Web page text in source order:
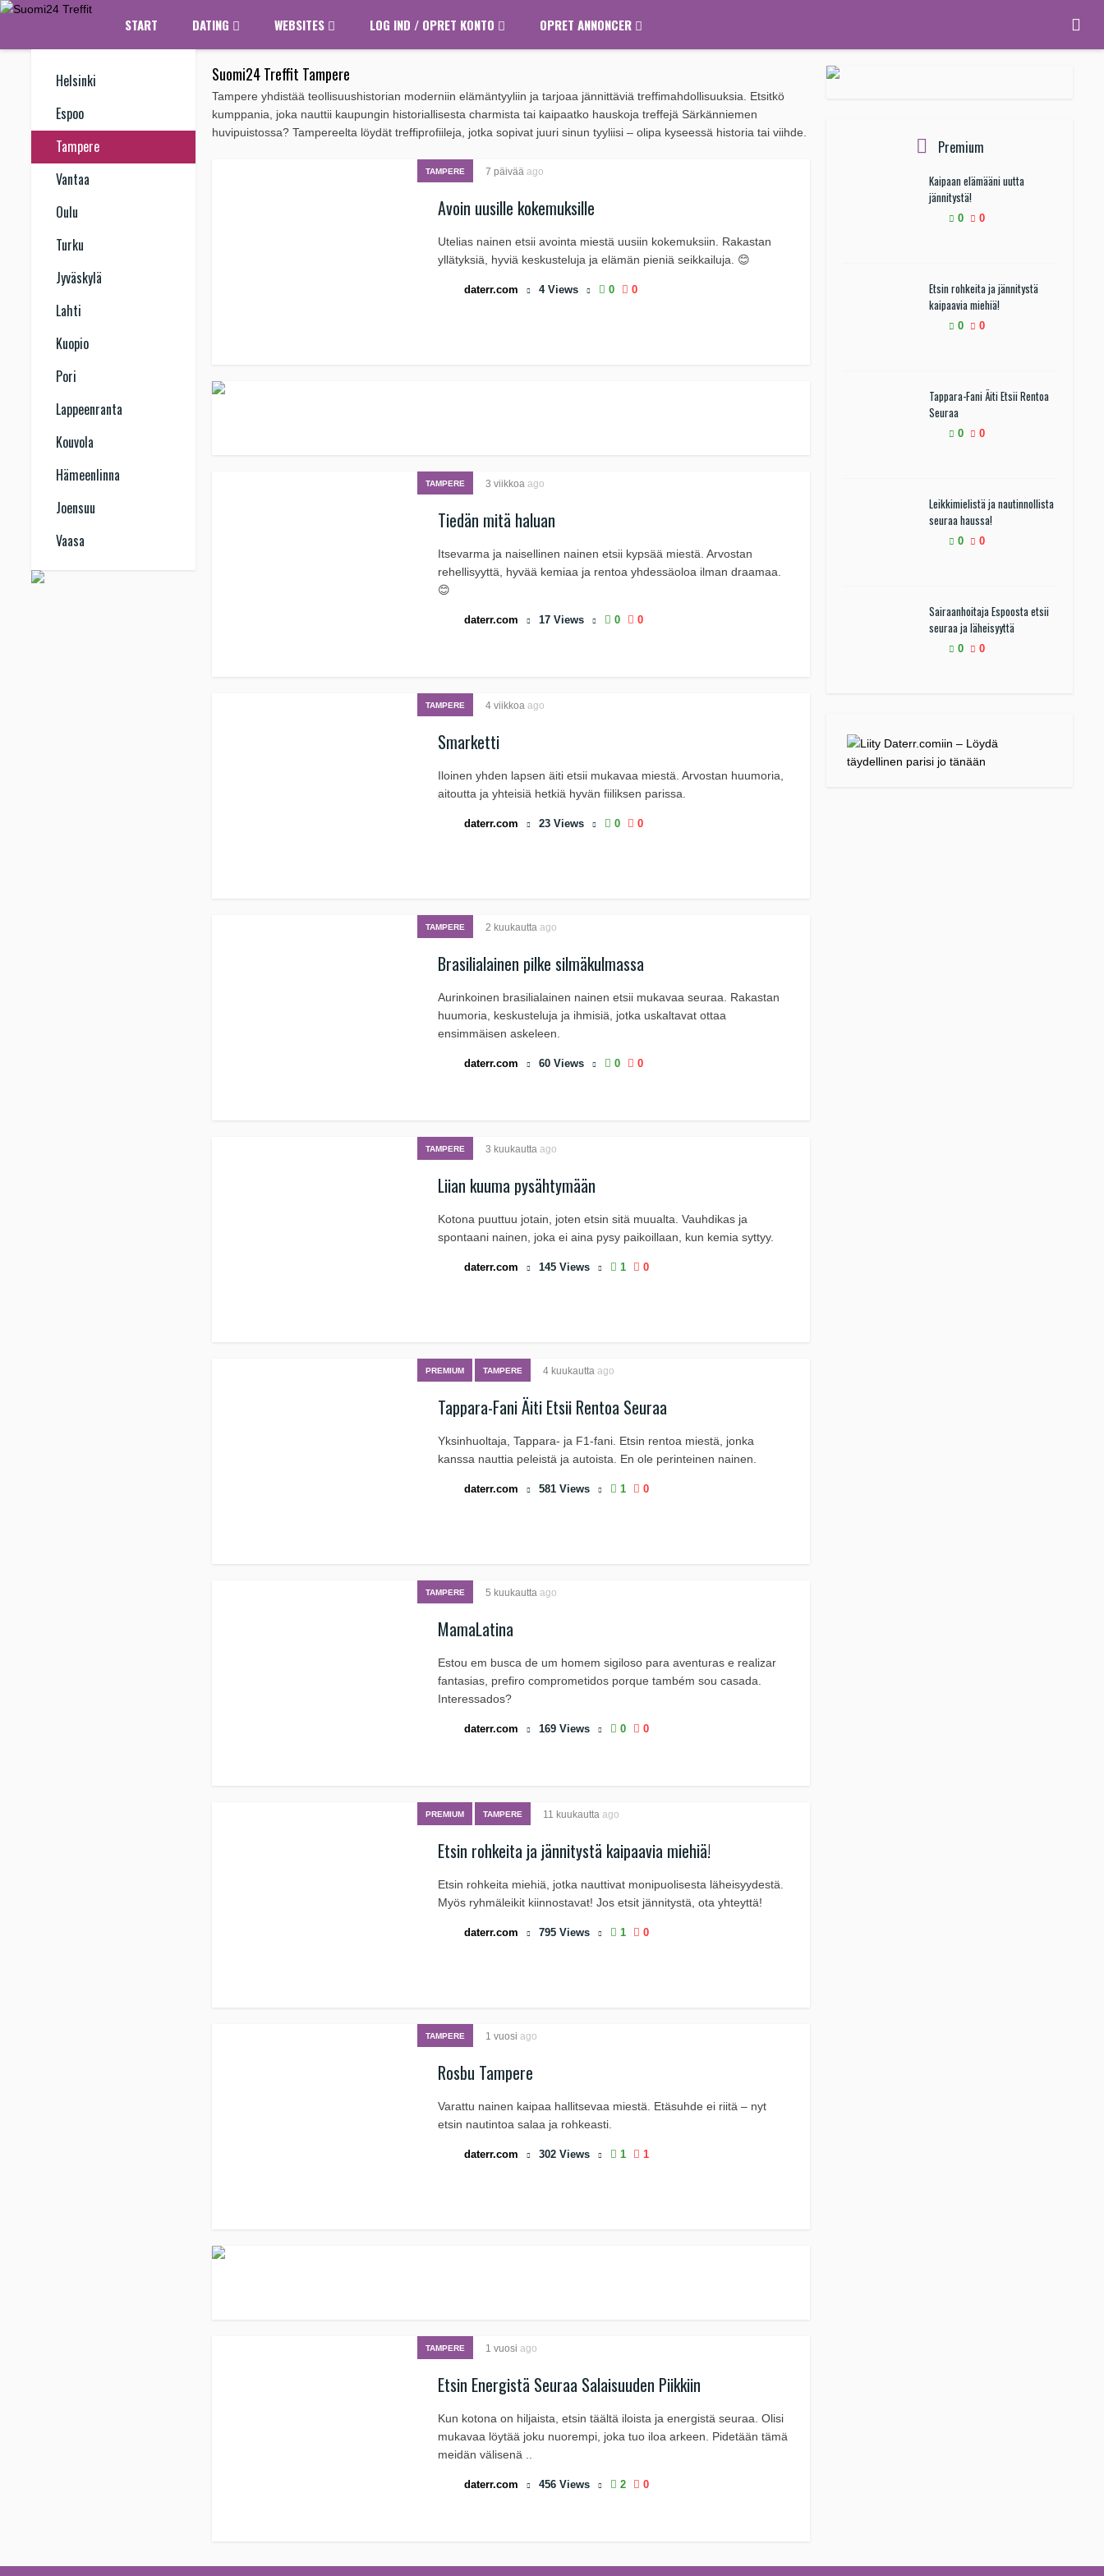
START DATING WEBSITES LOG IND / OPRET KONTO OPRET ANNONCER
Helsinki
Espoo
Tampere
Vantaa
Oulu
Turku
Jyväskylä
Lahti
Kuopio
Pori
Lappeenranta
Kouvola
Hämeenlinna
Joensuu
Vaasa
Suomi24 Treffit Tampere
Tampere yhdistää teollisuushistorian moderniin elämäntyyliin ja tarjoaa jännittäviä treffimahdollisuuksia. Etsitkö
kumppania, joka nauttii kaupungin historiallisesta charmista tai kaipaatko hauskoja treffejä Särkänniemen
huvipuistossa? Tampereelta löydät treffiprofiileja, jotka sopivat juuri sinun tyyliisi – olipa kyseessä historia tai viihde.
TAMPERE 7 päivää ago
Avoin uusille kokemuksille
Utelias nainen etsii avointa miestä uusiin kokemuksiin. Rakastan
yllätyksiä, hyviä keskusteluja ja elämän pieniä seikkailuja. 😊
daterr.com 4 Views 0 0
TAMPERE 3 viikkoa ago
Tiedän mitä haluan
Itsevarma ja naisellinen nainen etsii kypsää miestä. Arvostan
rehellisyyttä, hyvää kemiaa ja rentoa yhdessäoloa ilman draamaa.
😊
daterr.com 17 Views 0 0
TAMPERE 4 viikkoa ago
Smarketti
Iloinen yhden lapsen äiti etsii mukavaa miestä. Arvostan huumoria,
aitoutta ja yhteisiä hetkiä hyvän fiiliksen parissa.
daterr.com 23 Views 0 0
TAMPERE 2 kuukautta ago
Brasilialainen pilke silmäkulmassa
Aurinkoinen brasilialainen nainen etsii mukavaa seuraa. Rakastan
huumoria, keskusteluja ja ihmisiä, jotka uskaltavat ottaa
ensimmäisen askeleen.
daterr.com 60 Views 0 0
TAMPERE 3 kuukautta ago
Liian kuuma pysähtymään
Kotona puuttuu jotain, joten etsin sitä muualta. Vauhdikas ja
spontaani nainen, joka ei aina pysy paikoillaan, kun kemia syttyy.
daterr.com 145 Views 1 0
PREMIUM TAMPERE 4 kuukautta ago
Tappara-Fani Äiti Etsii Rentoa Seuraa
Yksinhuoltaja, Tappara- ja F1-fani. Etsin rentoa miestä, jonka
kanssa nauttia peleistä ja autoista. En ole perinteinen nainen.
daterr.com 581 Views 1 0
TAMPERE 5 kuukautta ago
MamaLatina
Estou em busca de um homem sigiloso para aventuras e realizar
fantasias, prefiro comprometidos porque também sou casada.
Interessados?
daterr.com 169 Views 0 0
PREMIUM TAMPERE 11 kuukautta ago
Etsin rohkeita ja jännitystä kaipaavia miehiä!
Etsin rohkeita miehiä, jotka nauttivat monipuolisesta läheisyydestä.
Myös ryhmäleikit kiinnostavat! Jos etsit jännitystä, ota yhteyttä!
daterr.com 795 Views 1 0
TAMPERE 1 vuosi ago
Rosbu Tampere
Varattu nainen kaipaa hallitsevaa miestä. Etäsuhde ei riitä – nyt
etsin nautintoa salaa ja rohkeasti.
daterr.com 302 Views 1 1
TAMPERE 1 vuosi ago
Etsin Energistä Seuraa Salaisuuden Piikkiin
Kun kotona on hiljaista, etsin täältä iloista ja energistä seuraa. Olisi
mukavaa löytää joku nuorempi, joka tuo iloa arkeen. Pidetään tämä
meidän välisenä ..
daterr.com 456 Views 2 0
Premium
Kaipaan elämääni uutta
jännitystä!
0 0
Etsin rohkeita ja jännitystä
kaipaavia miehiä!
0 0
Tappara-Fani Äiti Etsii Rentoa
Seuraa
0 0
Leikkimielistä ja nautinnollista
seuraa haussa!
0 0
Sairaanhoitaja Espoosta etsii
seuraa ja läheisyyttä
0 0